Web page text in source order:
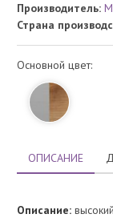
Производитель:
Страна
Основной цвет:
ОПИСАНИЕ
Описание: